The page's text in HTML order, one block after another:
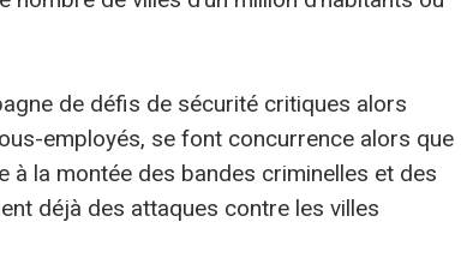
de défis de sécurité critiques alors
employés, se font concurrence alors que
la montée des bandes criminelles et des
déjà des attaques contre les villes